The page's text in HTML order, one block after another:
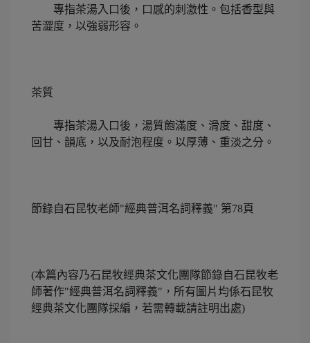
專指茶湯入口後，口感的刺激性。包括香型與
苦澀度，以強弱形容。
茶質
專指茶湯入口後，湯質飽滿度、滑度、甜度、
回甘、韻底，以及耐泡程度。以厚薄、重淡之分。
節錄自石昆牧老師"經典普洱名詞釋義" 第78頁
(本篇內容乃石昆牧經典茶文化團隊節錄自石昆牧老
師著作"經典普洱名詞釋義"，所有圖片均係石昆牧
經典茶文化團隊採編，若需轉載請註明出處)